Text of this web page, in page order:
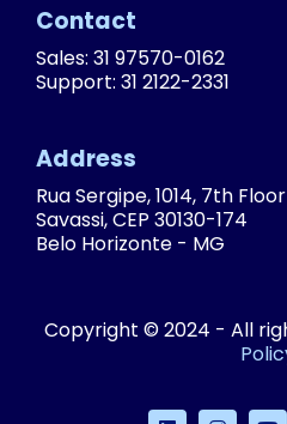
Contact
Sales: 31 97570-0162
Support: 31 2122-2331
Address
Rua Sergipe, 1014, 7th Floor
Savassi, CEP 30130-174
Belo Horizonte - MG
Copyright © 2024 - All